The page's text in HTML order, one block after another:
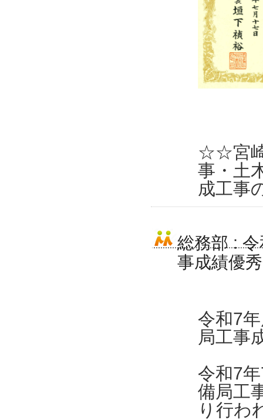
☆☆宮崎
事・土
成工事
総務部 :
事成績優
令和7
局工事
令和7
備局工
り行わ